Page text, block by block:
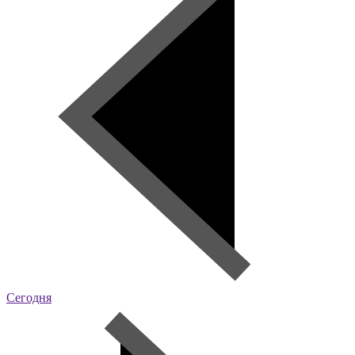
Сегодня